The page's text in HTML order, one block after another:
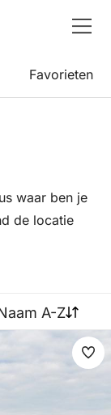
Favorieten
waar ben je
de locatie
A-Z